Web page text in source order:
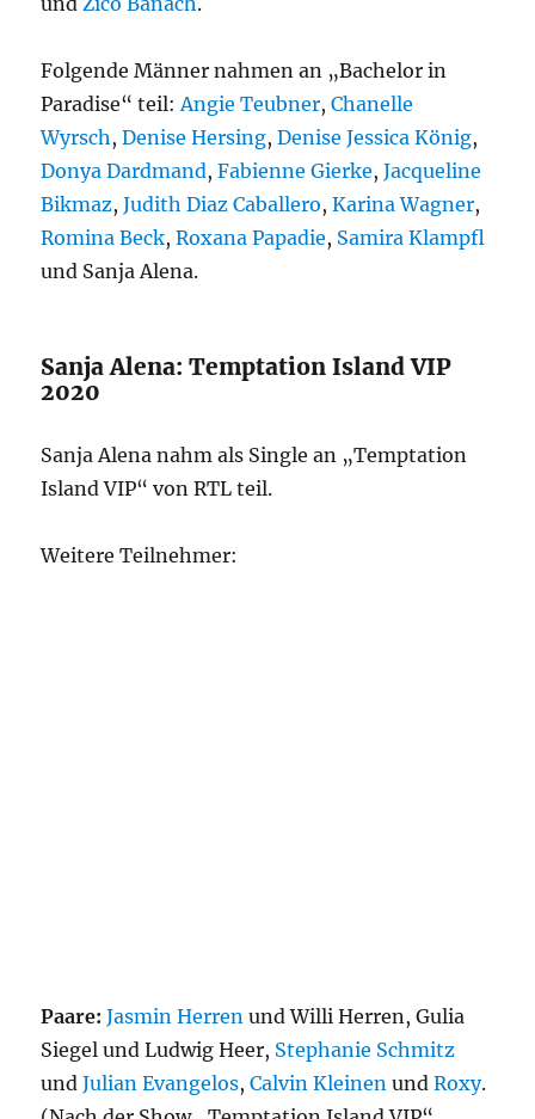
Folgende Männer nahmen an „Bachelor in
Paradise“ teil:Angie Teubner,Chanelle
Wyrsch,Denise Hersing,Denise Jessica König,
Donya Dardmand,Fabienne Gierke,Jacqueline
Bikmaz,Judith Diaz Caballero,Karina Wagner,
Romina Beck,Roxana Papadie, Samira Klampfl
und Sanja Alena.
Sanja Alena: Temptation Island VIP
2020
Sanja Alena nahm als Single an „Temptation
Island VIP“ von RTL teil.
Weitere Teilnehmer:
Paare: Jasmin Herren und Willi Herren, Gulia
Siegel und Ludwig Heer, Stephanie Schmitz
undJulian Evangelos,Calvin Kleinen undRoxy.